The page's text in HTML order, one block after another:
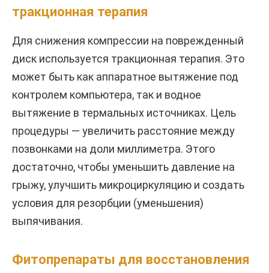
тракционная терапия
Для снижения компрессии на поврежденный
диск используется тракционная терапия. Это
может быть как аппаратное вытяжение под
контролем компьютера, так и водное
вытяжение в термальных источниках. Цель
процедуры — увеличить расстояние между
позвонками на доли миллиметра. Этого
достаточно, чтобы уменьшить давление на
грыжу, улучшить микроциркуляцию и создать
условия для резорбции (уменьшения)
выпячивания.
Фитопрепараты для восстановления